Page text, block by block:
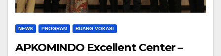
NEWS PROGRAM RUANG VOKASI
APKOMINDO Excellent Center –